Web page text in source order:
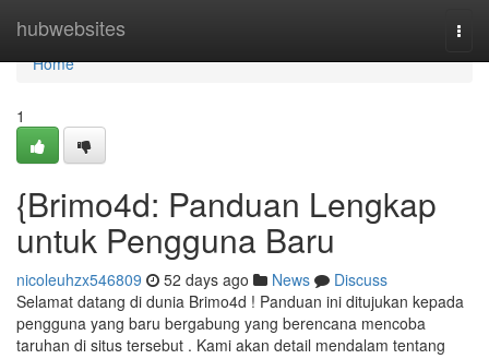
hubwebsites
Home
Home
1
{Brimo4d: Panduan Lengkap
untuk Pengguna Baru
nicoleuhzx546809 52 days ago News
Discuss
Selamat datang di dunia Brimo4d ! Panduan ini ditujukan kepada
pengguna yang baru bergabung yang berencana mencoba
taruhan di situs tersebut . Kami akan detail mendalam tentang